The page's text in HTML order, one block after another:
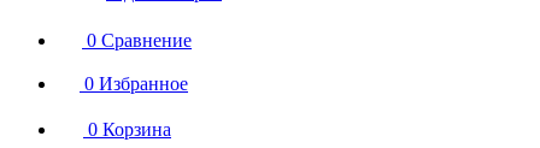
0 Сравнение
0 Избранное
0 Корзина